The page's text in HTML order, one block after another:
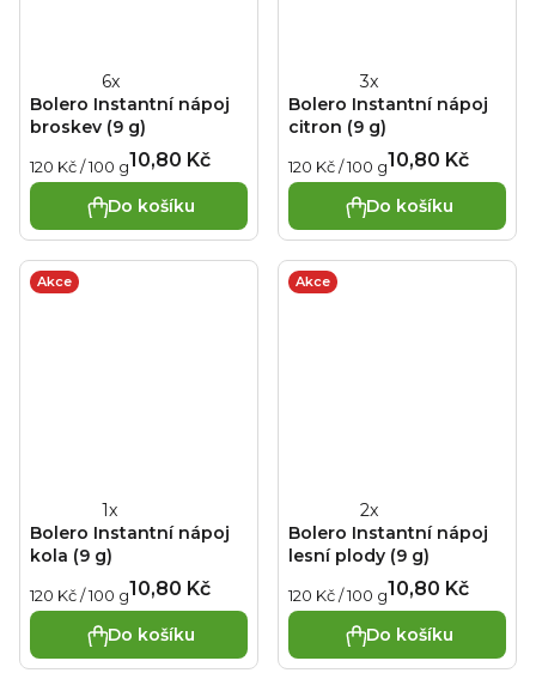
Bolero Instantní nápoj
broskev (9 g)
Průměrné
hodnocení
je
4,3
z
hvězdiček.
10,80 Kč
Měrná
cena:
120 Kč / 100 g
Do košíku
Bolero Instantní nápoj
citron (9 g)
Průměrné
hodnocení
je
4,0
z
hvězdiček.
10,80 Kč
Měrná
cena:
120 Kč / 100 g
Do košíku
Akce
Bolero Instantní nápoj
kola (9 g)
Průměrné
hodnocení
je
1,0
z
10,80 Kč
Měrná
cena:
120 Kč / 100 g
Do košíku
Akce
Bolero Instantní nápoj
lesní plody (9 g)
Průměrné
hodnocení
je
3,0
z
10,80 Kč
Měrná
cena:
120 Kč / 100 g
Do košíku